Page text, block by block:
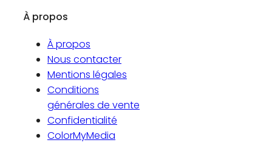
À propos
À propos
Nous contacter
Mentions légales
Conditions
générales de vente
Confidentialité
ColorMyMedia